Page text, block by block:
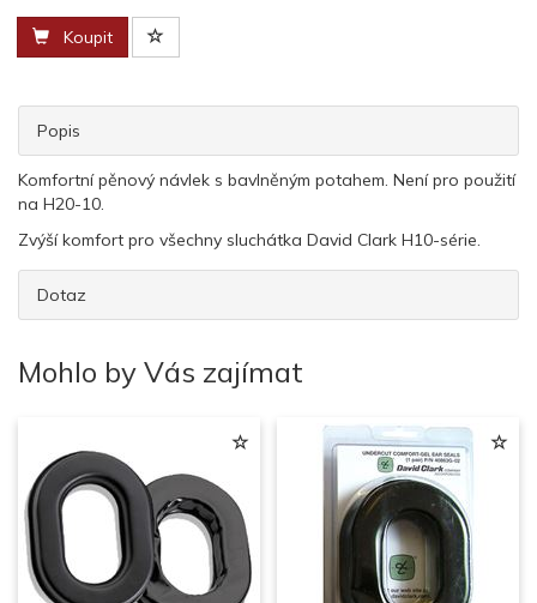
Koupit
Popis
Komfortní pěnový návlek s bavlněným potahem. Není pro použití
na H20-10.
Zvýší komfort pro všechny sluchátka David Clark H10-série.
Dotaz
Mohlo by Vás zajímat